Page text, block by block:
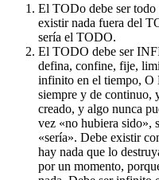
El TODo debe ser todo
existir nada fuera del
sería el TODO.
El TODO debe ser
defina, confine, fije,
infinito en el tiempo, O
siempre y de continuo,
creado, y algo nunca
vez «no hubiera sido»,
«sería». Debe existir
hay nada que lo
por un momento,